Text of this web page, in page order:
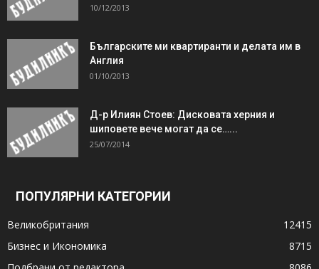
10/12/2013
Българските ми квартиранти и делата им в
Англия
01/10/2013
Д-р Илиян Стоев: Дисковата херния и
шиповете вече могат да се…...
25/07/2014
ПОПУЛЯРНИ КАТЕГОРИИ
Великобритания
12415
Бизнес и Икономика
8715